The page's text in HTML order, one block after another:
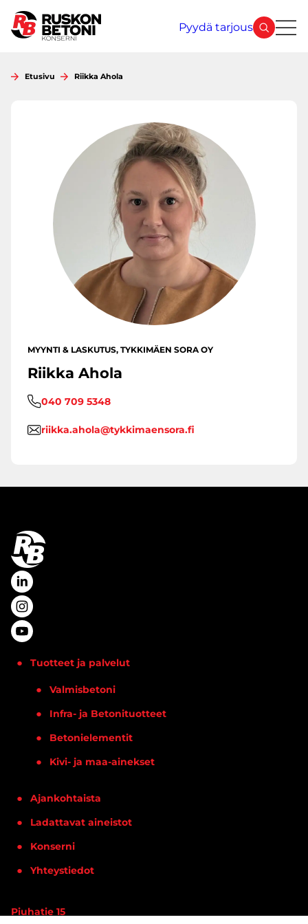
sisältöön
Pyydä tarjous
Etusivu Riikka Ahola
MYYNTI & LASKUTUS, TYKKIMÄEN SORA OY
Riikka Ahola
040 709 5348
riikka.ahola@tykkimaensora.fi
Tuotteet ja palvelut
Valmisbetoni
Infra- ja Betonituotteet
Betonielementit
Kivi- ja maa-ainekset
Ajankohtaista
Ladattavat aineistot
Konserni
Yhteystiedot
Piuhatie 15